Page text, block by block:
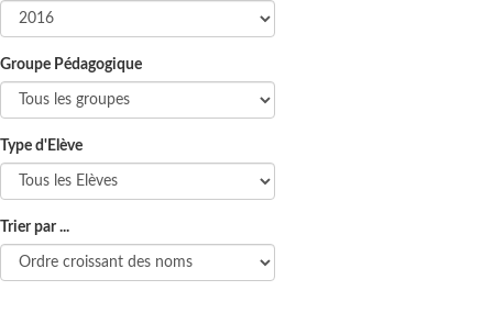
Groupe Pédagogique
Type d'Elève
Trier par ...